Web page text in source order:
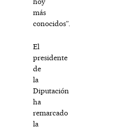
más
conocidos”.
El
presidente
de
la
Diputación
ha
remarcado
la